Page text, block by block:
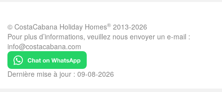
© CostaCabana Holiday Homes® 2013-2026
Pour plus d’informations, veuillez nous envoyer un e-mail :
info@costacabana.com
Dernière mise à jour : 09-08-2026